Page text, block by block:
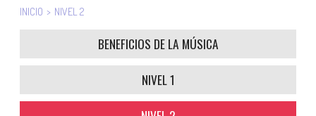
INICIO > NIVEL 2
BENEFICIOS DE LA MÚSICA
NIVEL 1